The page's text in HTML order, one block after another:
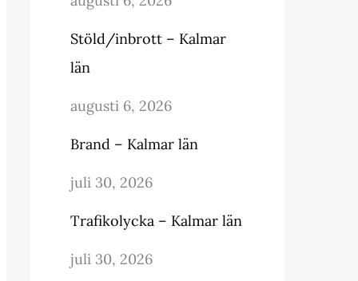
Stöld/inbrott – Kalmar
län
augusti 6, 2026
Brand – Kalmar län
juli 30, 2026
Trafikolycka – Kalmar län
juli 30, 2026